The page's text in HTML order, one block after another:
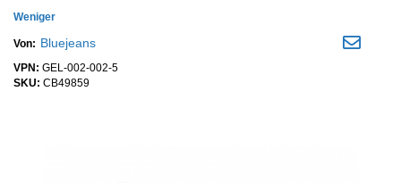
Weniger
Von: Bluejeans
VPN: GEL-002-002-5
SKU: CB49859